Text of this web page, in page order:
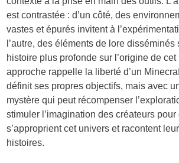
est contrastée : d’un côté, des
vastes et épurés invitent à
l’autre, des éléments de lore
histoire plus profonde sur l’origine de
approche rappelle la liberté d’un
définit ses propres objectifs, mais avec
mystère qui peut récompenser
stimuler l’imagination des créateurs pour
s’approprient cet univers et racontent
histoires.